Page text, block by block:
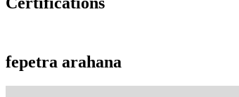
fepetra arahana